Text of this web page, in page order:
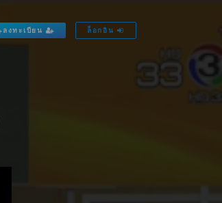
ลงทะเบียน ล็อกอิน